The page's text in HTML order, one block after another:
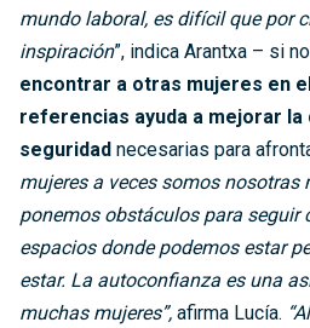
mundo laboral, es difícil que por
inspiración”, indica Arantxa – si
encontrar a otras mujeres en
referencias ayuda a mejorar la
seguridad necesarias para
mujeres a veces somos nosotras
ponemos obstáculos para seguir
espacios donde podemos estar
estar. La autoconfianza es una
muchas mujeres”, afirma Lucía.